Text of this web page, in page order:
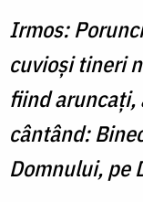
Irmos:
cuvioşi tineri
fiind aruncaţi,
cântând:
Domnului, pe